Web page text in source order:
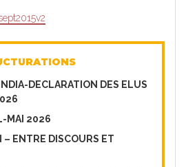
DECLARATION DES ELUS
MAI 2026
– ENTRE DISCOURS ET